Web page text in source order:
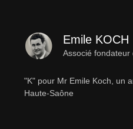
Emile KOCH
Associé fondateur
"K" pour Mr Emile Koch, un
Haute-Saône